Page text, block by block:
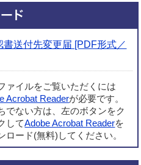
送付先変更届 [PDF形式／
ァイルをご覧いただくには
Acrobat Readerが必要です。
でない方は、左のボタンをク
してAdobe Acrobat Readerを
ロード(無料)してください。